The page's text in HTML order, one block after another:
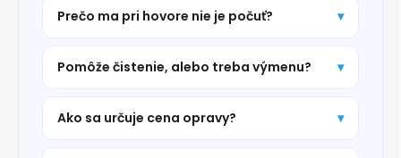
Prečo ma pri hovore nie je počuť?
Pomôže čistenie, alebo treba výmenu?
Ako sa určuje cena opravy?